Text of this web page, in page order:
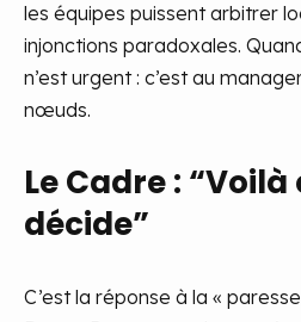
les équipes puissent arbitrer
injonctions paradoxales.
n’est urgent : c’est au
nœuds.
Le Cadre :
décide”
C’est la réponse à la «